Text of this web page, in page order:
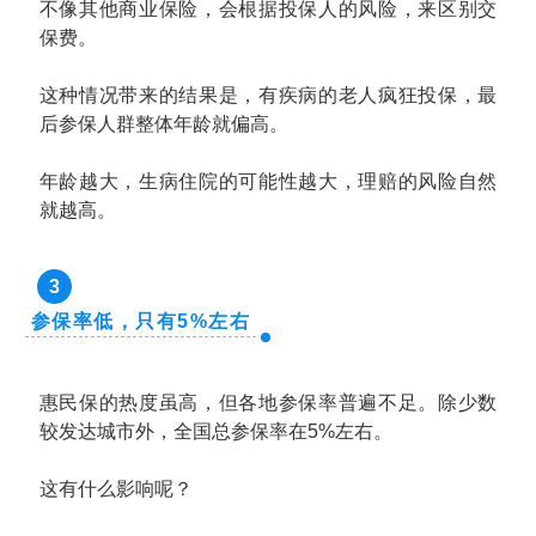
不像其他商业保险，会根据投保人的风险，来区别交
保费。
这种情况带来的结果是，有疾病的老人疯狂投保，最
后参保人群整体年龄就偏高。
年龄越大，生病住院的可能性越大，理赔的风险自然
就越高。
3
参保率低，只有5%左右
惠民保的热度虽高，但各地参保率普遍不足。除少数
较发达城市外，全国总参保率在5%左右。
这有什么影响呢？